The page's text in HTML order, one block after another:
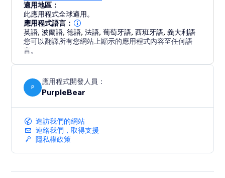
適用地區：
此應用程式全球適用。
應用程式語言：
英語,波蘭語,德語,法語,葡萄牙語,西班牙語,義大利語
您可以翻譯所有您網站上顯示的應用程式內容至任何語
言。
P
應用程式開發人員：
PurpleBear
造訪我們的網站
連絡我們，取得支援
隱私權政策